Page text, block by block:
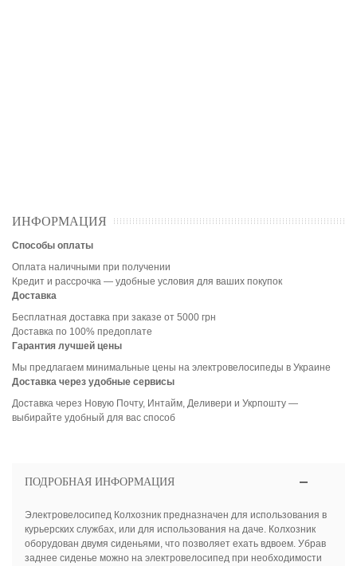
ИНФОРМАЦИЯ
Способы оплаты
Оплата наличными при получении
Кредит и рассрочка — удобные условия для ваших покупок
Доставка
Бесплатная доставка при заказе от 5000 грн
Доставка по 100% предоплате
Гарантия лучшей цены
Мы предлагаем минимальные цены на электровелосипеды в Украине
Доставка через удобные сервисы
Доставка через Новую Почту, Интайм, Деливери и Укрпошту —
выбирайте удобный для вас способ
ПОДРОБНАЯ ИНФОРМАЦИЯ
Электровелосипед Колхозник предназначен для использования в
курьерских службах, или для использования на даче. Колхозник
оборудован двумя сиденьями, что позволяет ехать вдвоем. Убрав
заднее сиденье можно на электровелосипед при необходимости